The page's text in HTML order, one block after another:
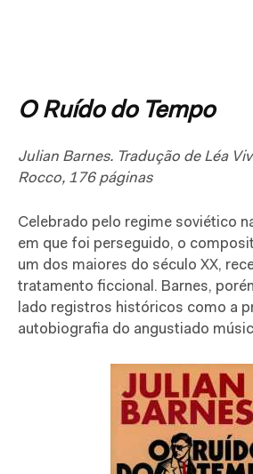
O Ruído do Tempo
Julian Barnes. Tradução de Léa
Rocco, 176 páginas
Celebrado pelo regime soviético
em que foi perseguido, o
um dos maiores do século XX,
tratamento ficcional. Barnes,
lado registros históricos como a
autobiografia do angustiado